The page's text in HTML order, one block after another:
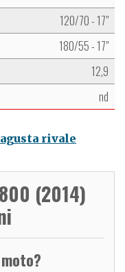
120/70 - 17"
180/55 - 17"
12,9
nd
rivale
(2014)